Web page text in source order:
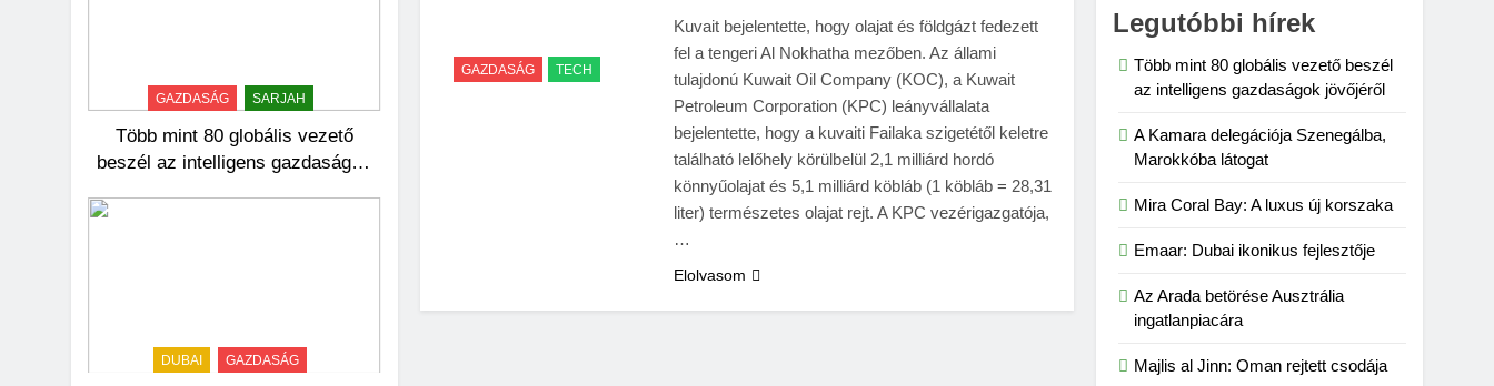
GAZDASÁG SARJAH
Több mint 80 globális vezető
beszél az intelligens gazdaságok
DUBAI GAZDASÁG
GAZDASÁG TECH
Kuvait bejelentette, hogy olajat és földgázt fedezett
fel a tengeri Al Nokhatha mezőben. Az állami
tulajdonú Kuwait Oil Company (KOC), a Kuwait
Petroleum Corporation (KPC) leányvállalata
bejelentette, hogy a kuvaiti Failaka szigetétől keletre
található lelőhely körülbelül 2,1 milliárd hordó
könnyűolajat és 5,1 milliárd köbláb (1 köbláb = 28,31
liter) természetes olajat rejt. A KPC vezérigazgatója,
…
Elolvasom
Legutóbbi hírek
Több mint 80 globális vezető beszél
az intelligens gazdaságok jövőjéről
A Kamara delegációja Szenegálba,
Marokkóba látogat
Mira Coral Bay: A luxus új korszaka
Emaar: Dubai ikonikus fejlesztője
Az Arada betörése Ausztrália
ingatlanpiacára
Majlis al Jinn: Oman rejtett csodája